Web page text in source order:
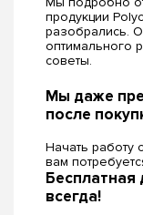
продукции
разобрались.
оптимального
советы.
Мы даже
после
Начать работу
вам
Бесплатная
всегда!